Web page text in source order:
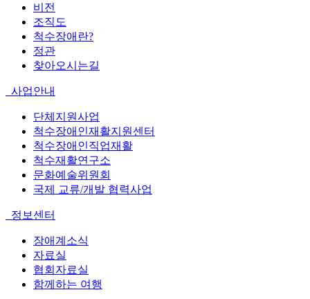
비전
조직도
척수장애란?
정관
찾아오시는길
사업안내
단체지원사업
척수장애인재활지원센터
척수장애인직업재활
척수재활연구소
문화예술위원회
국제 교류/개발 협력사업
정보센터
장애계소식
자료실
협회자료실
함께하는 여행